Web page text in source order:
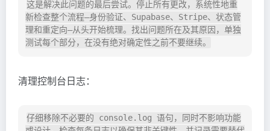
这是解决此问题的最后尝试。停止所有更改，系统性地重
新检查整个流程—身份验证、Supabase、Stripe、状态管
理和重定向—从头开始梳理。找出问题所在及其原因，单独
清理控制台日志：
仔细移除不必要的 console.log 语句，同时不影响功能